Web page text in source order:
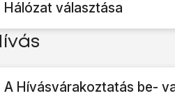
Hálózat választása
A Hívásvárakoztatás be-